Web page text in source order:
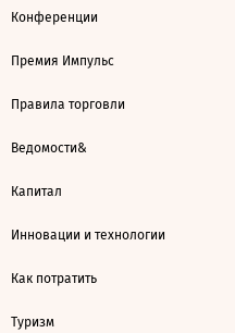
Конференции
Премия Импульс
Правила торговли
Ведомости&
Капитал
Инновации и технологии
Как потратить
Туризм